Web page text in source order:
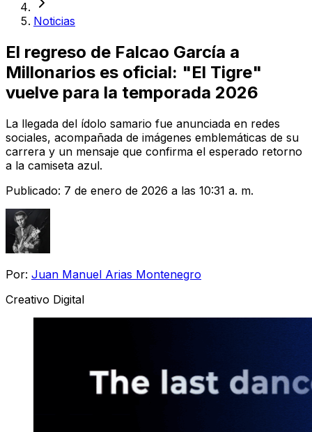
Noticias
El regreso de Falcao García a
Millonarios es oficial: "El Tigre"
vuelve para la temporada 2026
La llegada del ídolo samario fue anunciada en redes
sociales, acompañada de imágenes emblemáticas de su
carrera y un mensaje que confirma el esperado retorno
a la camiseta azul.
Publicado: 7 de enero de 2026 a las 10:31 a. m.
Por: Juan Manuel Arias Montenegro
Creativo Digital